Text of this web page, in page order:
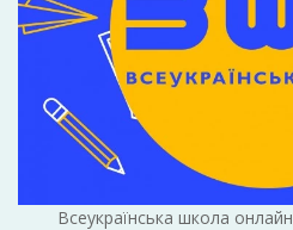
Всеукраїнська школа онлайн